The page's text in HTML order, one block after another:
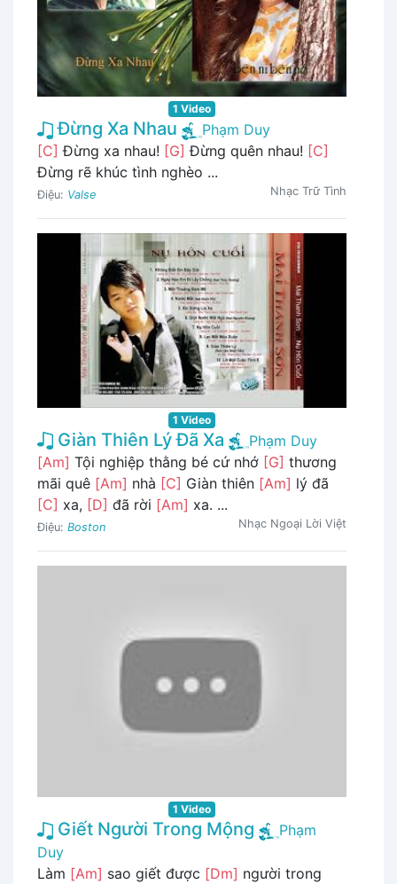
1 Video
Đừng Xa Nhau
Phạm Duy
[C] Đừng xa nhau! [G] Đừng quên nhau! [C]
Đừng rẽ khúc tình nghèo ...
Điệu: Valse Nhạc Trữ Tình
1 Video
Giàn Thiên Lý Đã Xa
Phạm Duy
[Am] Tội nghiệp thằng bé cứ nhớ [G] thương
mãi quê [Am] nhà [C] Giàn thiên [Am] lý đã
[C] xa, [D] đã rời [Am] xa. ...
Điệu: Boston Nhạc Ngoại Lời Việt
1 Video
Giết Người Trong Mộng
Phạm
Duy
Làm [Am] sao giết được [Dm] người trong